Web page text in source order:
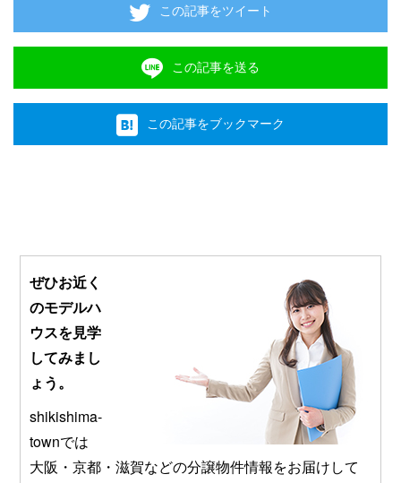
この記事をツイート
この記事を送る
この記事をブックマーク
ぜひお近く
のモデルハ
ウスを見学
してみまし
ょう。
shikishima-
townでは
大阪・京都・滋賀などの分譲物件情報をお届けして